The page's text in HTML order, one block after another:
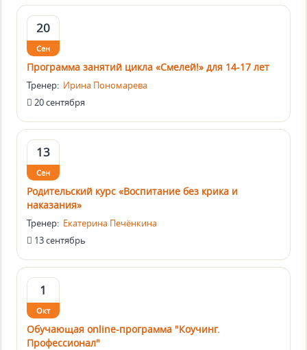
20
Сен
Программа занятий цикла «Смелей!» для 14-17 лет
Тренер: Ирина Пономарева
20 сентября
13
Сен
Родительский курс «Воспитание без крика и
наказания»
Тренер: Екатерина Печёнкина
13 сентябрь
1
Окт
Обучающая online-программа "Коучинг.
Профессионал"